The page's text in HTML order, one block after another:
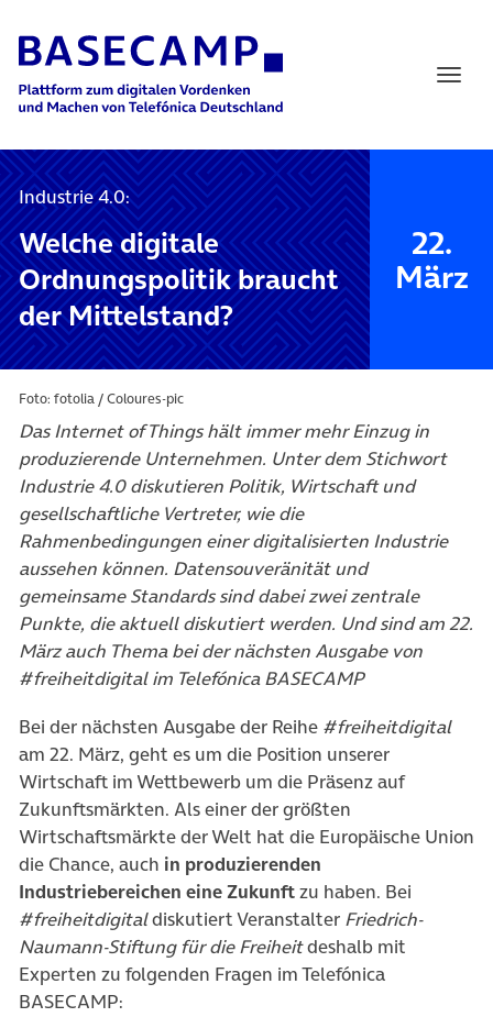
Main Navigation
Industrie 4.0:
Welche digitale
Ordnungspolitik braucht
der Mittelstand?
22.
März
Foto: fotolia / Coloures-pic
Das Internet of Things hält immer mehr Einzug in
produzierende Unternehmen. Unter dem Stichwort
Industrie 4.0 diskutieren Politik, Wirtschaft und
gesellschaftliche Vertreter, wie die
Rahmenbedingungen einer digitalisierten Industrie
aussehen können. Datensouveränität und
gemeinsame Standards sind dabei zwei zentrale
Punkte, die aktuell diskutiert werden. Und sind am 22.
März auch Thema bei der nächsten Ausgabe von
#freiheitdigital im Telefónica BASECAMP
Bei der nächsten Ausgabe der Reihe #freiheitdigital
am 22. März, geht es um die Position unserer
Wirtschaft im Wettbewerb um die Präsenz auf
Zukunftsmärkten. Als einer der größten
Wirtschaftsmärkte der Welt hat die Europäische Union
die Chance, auch in produzierenden
Industriebereichen eine Zukunftzu haben. Bei
#freiheitdigitaldiskutiert Veranstalter Friedrich-
Naumann-Stiftung für die Freiheitdeshalb mit
Experten zu folgenden Fragen im Telefónica
BASECAMP: